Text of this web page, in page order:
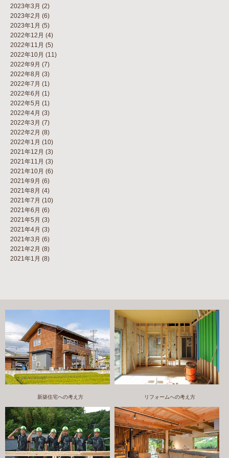
2023年3月 (2)
2023年2月 (6)
2023年1月 (5)
2022年12月 (4)
2022年11月 (5)
2022年10月 (11)
2022年9月 (7)
2022年8月 (3)
2022年7月 (1)
2022年6月 (1)
2022年5月 (1)
2022年4月 (3)
2022年3月 (7)
2022年2月 (8)
2022年1月 (10)
2021年12月 (3)
2021年11月 (3)
2021年10月 (6)
2021年9月 (6)
2021年8月 (4)
2021年7月 (10)
2021年6月 (6)
2021年5月 (3)
2021年4月 (3)
2021年3月 (6)
2021年2月 (8)
2021年1月 (8)
新築住宅への考え方 リフォームへの考え方